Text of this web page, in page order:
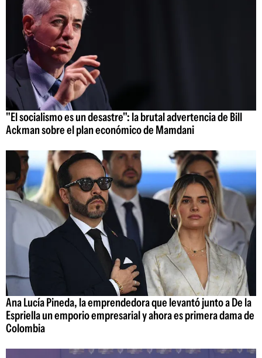
"El socialismo es un desastre": la brutal advertencia de Bill
Ackman sobre el plan económico de Mamdani
Ana Lucía Pineda, la emprendedora que levantó junto a De la
Espriella un emporio empresarial y ahora es primera dama de
Colombia